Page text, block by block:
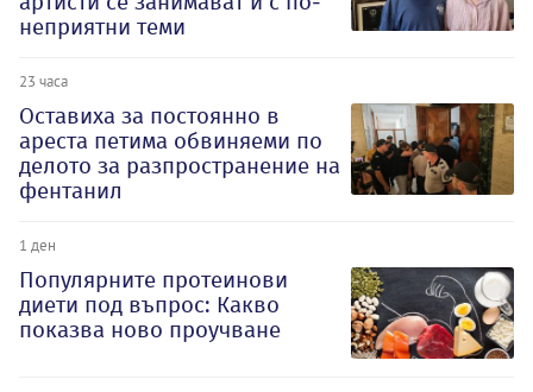
неприятни теми
23 часа
Оставиха за постоянно в
ареста петима обвиняеми по
делото за разпространение на
фентанил
1 ден
Популярните протеинови
диети под въпрос: Какво
показва ново проучване